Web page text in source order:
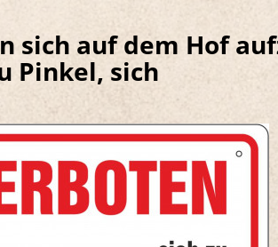
sich auf dem Hof
Pinkel, sich